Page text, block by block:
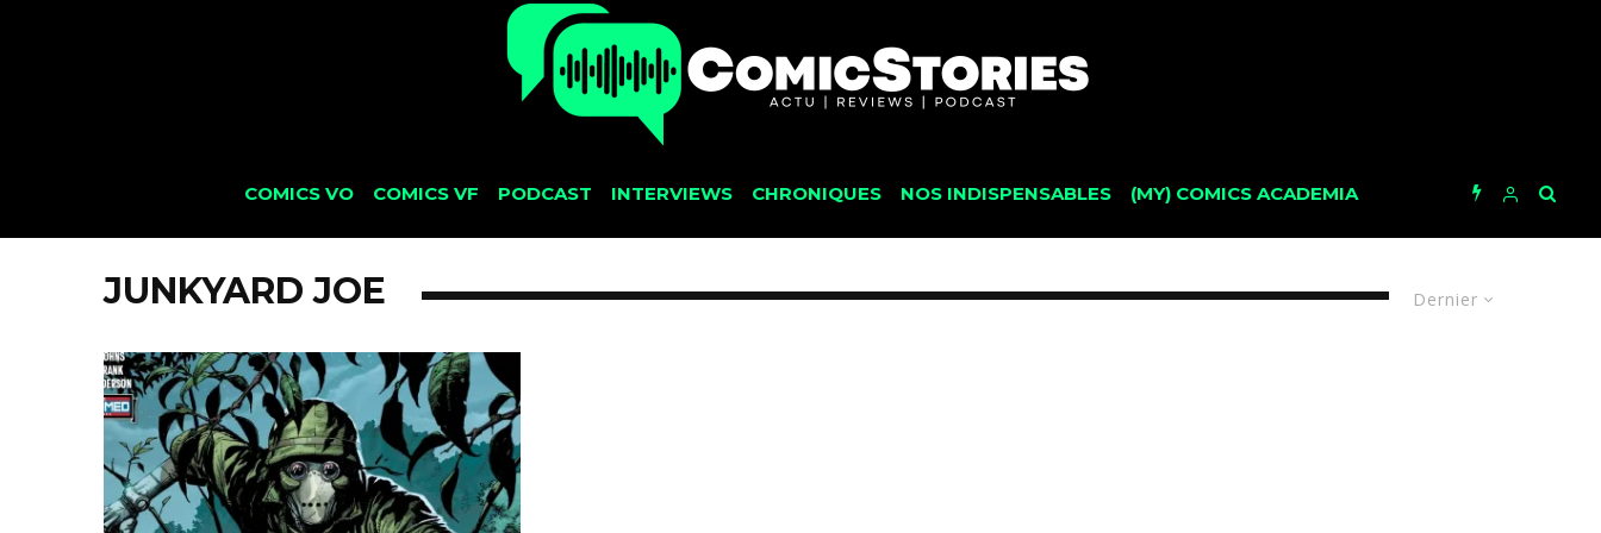
COMICS VO COMICS VF PODCAST INTERVIEWS CHRONIQUES NOS INDISPENSABLES (MY) COMICS ACADEMIA
Dernier
JUNKYARD JOE